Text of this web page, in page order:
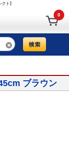
ト】
0
ブラウン